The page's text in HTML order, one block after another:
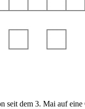
dem 3. Mai auf